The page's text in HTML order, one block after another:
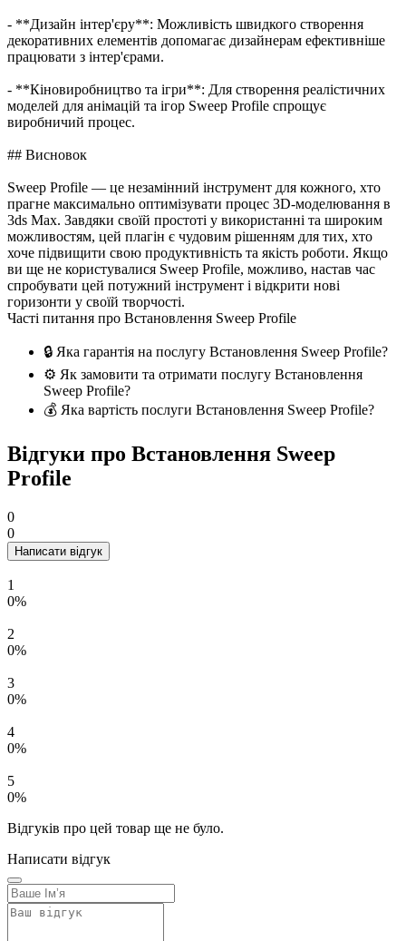
- **Дизайн інтер'єру**: Можливість швидкого створення
декоративних елементів допомагає дизайнерам ефективніше
працювати з інтер'єрами.
- **Кіновиробництво та ігри**: Для створення реалістичних
моделей для анімацій та ігор Sweep Profile спрощує
виробничий процес.
## Висновок
Sweep Profile — це незамінний інструмент для кожного, хто
прагне максимально оптимізувати процес 3D-моделювання в
3ds Max. Завдяки своїй простоті у використанні та широким
можливостям, цей плагін є чудовим рішенням для тих, хто
хоче підвищити свою продуктивність та якість роботи. Якщо
ви ще не користувалися Sweep Profile, можливо, настав час
спробувати цей потужний інструмент і відкрити нові
горизонти у своїй творчості.
Часті питання про Встановлення Sweep Profile
🔒 Яка гарантія на послугу Встановлення Sweep Profile?
⚙️ Як замовити та отримати послугу Встановлення
Sweep Profile?
💰 Яка вартість послуги Встановлення Sweep Profile?
Відгуки про Встановлення Sweep
Profile
0
0
Написати відгук
1
0%
2
0%
3
0%
4
0%
5
0%
Відгуків про цей товар ще не було.
Написати відгук